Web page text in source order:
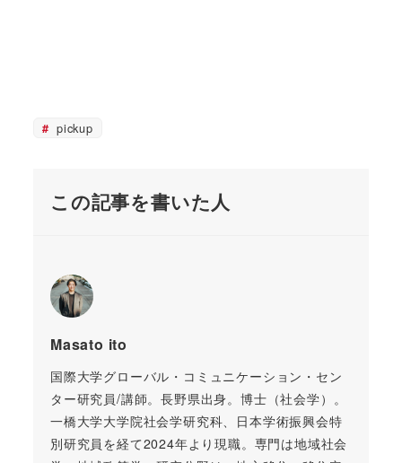
pickup
この記事を書いた人
Masato ito
国際大学グローバル・コミュニケーション・セン
ター研究員/講師。長野県出身。博士（社会学）。
一橋大学大学院社会学研究科、日本学術振興会特
別研究員を経て2024年より現職。専門は地域社会